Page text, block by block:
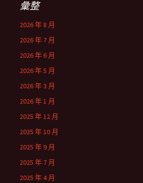
彙整
2026 年 8 月
2026 年 7 月
2026 年 6 月
2026 年 5 月
2026 年 3 月
2026 年 1 月
2025 年 12 月
2025 年 10 月
2025 年 9 月
2025 年 7 月
2025 年 4 月